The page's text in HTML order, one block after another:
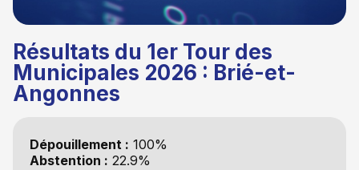
Résultats du 1er Tour des
Municipales 2026 : Brié-et-
Angonnes
Dépouillement : 100%
Abstention : 22.9%